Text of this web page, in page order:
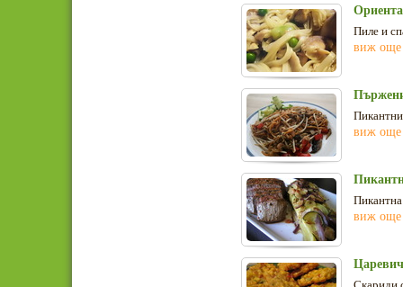
Пиле и
виж още
Пикантни
виж още
Пикантна
виж още